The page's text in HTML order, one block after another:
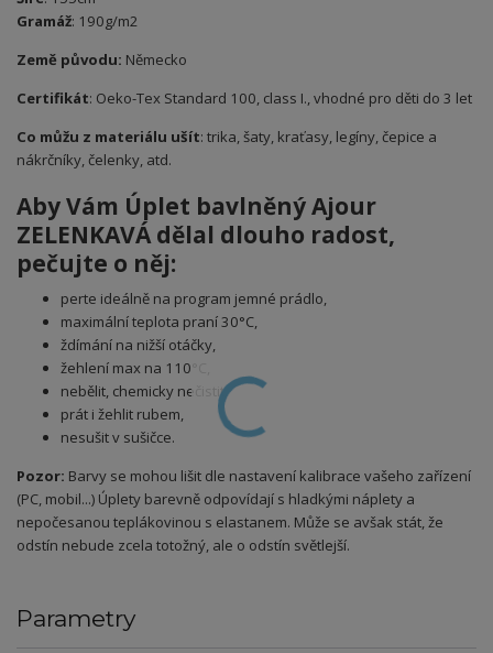
Gramáž: 190g/m2
Země původu: Německo
Certifikát: Oeko-Tex Standard 100, class I., vhodné pro děti do 3 let
Co můžu z materiálu ušít: trika, šaty, kraťasy, legíny, čepice a
nákrčníky, čelenky, atd.
Aby Vám Úplet bavlněný Ajour
ZELENKAVÁ dělal dlouho radost,
pečujte o něj:
perte ideálně na program jemné prádlo,
maximální teplota praní 30°C,
ždímání na nižší otáčky,
žehlení max na 110°C,
nebělit, chemicky nečistit,
prát i žehlit rubem,
nesušit v sušičce.
Pozor: Barvy se mohou lišit dle nastavení kalibrace vašeho zařízení
(PC, mobil...) Úplety barevně odpovídají s hladkými náplety a
nepočesanou teplákovinou s elastanem. Může se avšak stát, že
odstín nebude zcela totožný, ale o odstín světlejší.
Parametry